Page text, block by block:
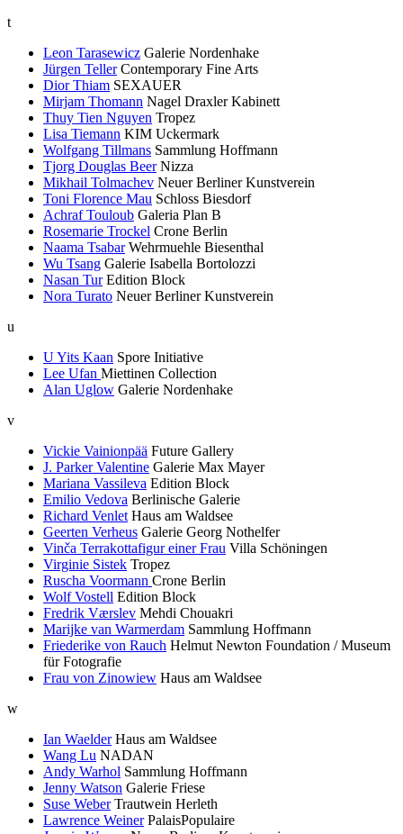
t
Leon Tarasewicz Galerie Nordenhake
Jürgen Teller Contemporary Fine Arts
Dior Thiam SEXAUER
Mirjam Thomann Nagel Draxler Kabinett
Thuy Tien Nguyen Tropez
Lisa Tiemann KIM Uckermark
Wolfgang Tillmans Sammlung Hoffmann
Tjorg Douglas Beer Nizza
Mikhail Tolmachev Neuer Berliner Kunstverein
Toni Florence Mau Schloss Biesdorf
Achraf Touloub Galeria Plan B
Rosemarie Trockel Crone Berlin
Naama Tsabar Wehrmuehle Biesenthal
Wu Tsang Galerie Isabella Bortolozzi
Nasan Tur Edition Block
Nora Turato Neuer Berliner Kunstverein
u
U Yits Kaan Spore Initiative
Lee Ufan Miettinen Collection
Alan Uglow Galerie Nordenhake
v
Vickie Vainionpää Future Gallery
J. Parker Valentine Galerie Max Mayer
Mariana Vassileva Edition Block
Emilio Vedova Berlinische Galerie
Richard Venlet Haus am Waldsee
Geerten Verheus Galerie Georg Nothelfer
Vinča Terrakottafigur einer Frau Villa Schöningen
Virginie Sistek Tropez
Ruscha Voormann Crone Berlin
Wolf Vostell Edition Block
Fredrik Værslev Mehdi Chouakri
Marijke van Warmerdam Sammlung Hoffmann
Friederike von Rauch Helmut Newton Foundation / Museum
für Fotografie
Frau von Zinowiew Haus am Waldsee
w
Ian Waelder Haus am Waldsee
Wang Lu NADAN
Andy Warhol Sammlung Hoffmann
Jenny Watson Galerie Friese
Suse Weber Trautwein Herleth
Lawrence Weiner PalaisPopulaire